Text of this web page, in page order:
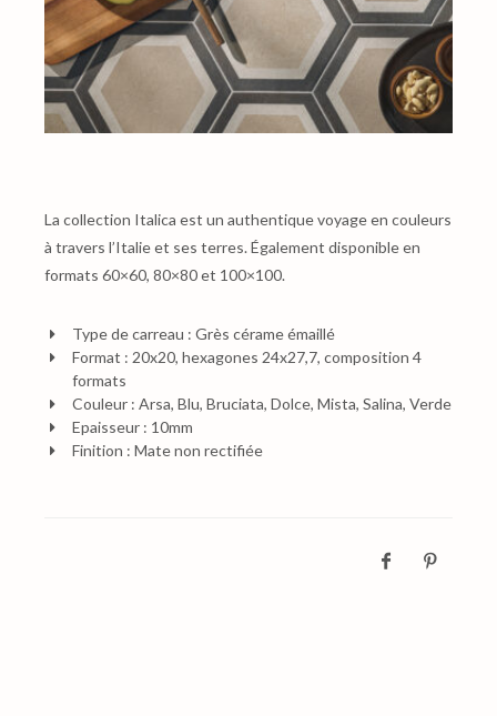
La collection Italica est un authentique voyage en couleurs
à travers l’Italie et ses terres. Également disponible en
formats 60×60, 80×80 et 100×100.
Type de carreau : Grès cérame émaillé
Format : 20x20, hexagones 24x27,7, composition 4
formats
Couleur : Arsa, Blu, Bruciata, Dolce, Mista, Salina, Verde
Epaisseur : 10mm
Finition : Mate non rectifiée